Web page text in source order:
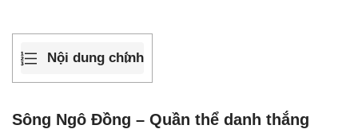
Nội dung chính
Sông Ngô Đồng – Quần thể danh thắng